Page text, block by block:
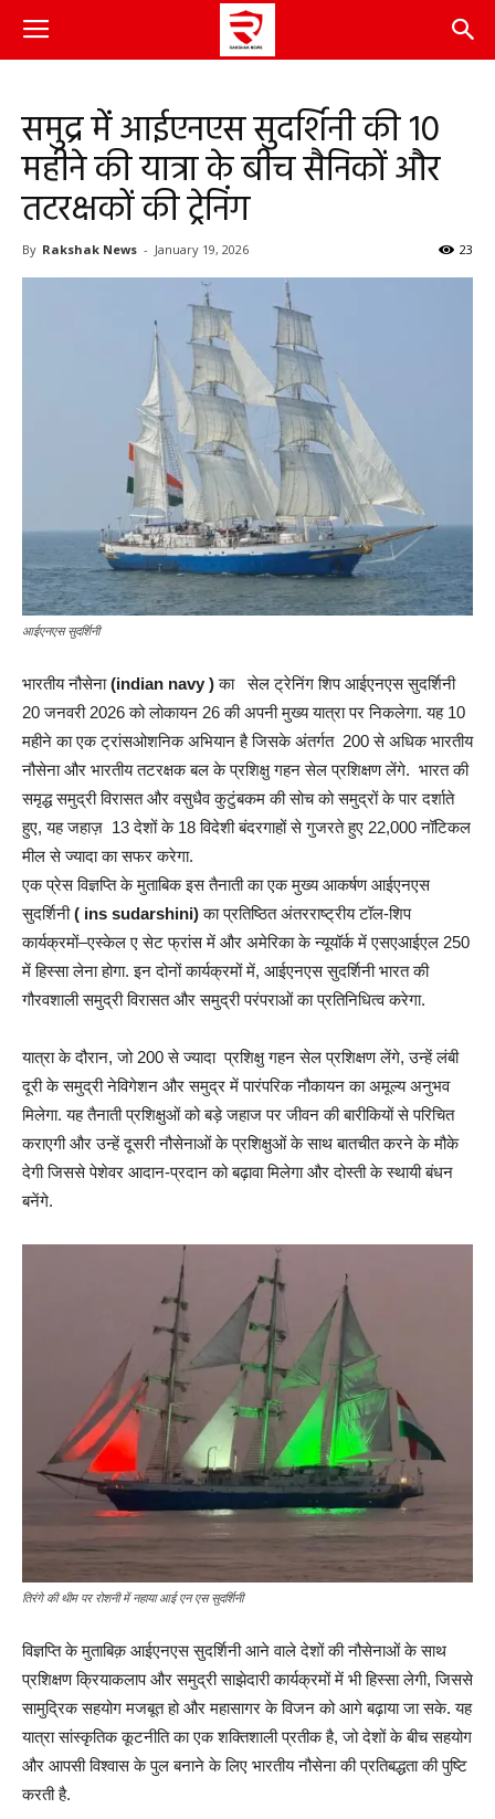
समुद्र में आईएनएस सुदर्शिनी की 10
महीने की यात्रा के बीच सैनिकों और
तटरक्षकों की ट्रेनिंग
By Rakshak News - January 19, 2026 23
आईएनएस सुदर्शिनी
भारतीय नौसेना(indian navy )का सेल ट्रेनिंग शिप आईएनएस सुदर्शिनी
20 जनवरी 2026 को लोकायन 26 की अपनी मुख्य यात्रा पर निकलेगा. यह 10
महीने का एक ट्रांसओशनिक अभियान है जिसके अंतर्गत 200 से अधिक भारतीय
नौसेना और भारतीय तटरक्षक बल के प्रशिक्षु गहन सेल प्रशिक्षण लेंगे. भारत की
समृद्ध समुद्री विरासत और वसुधैव कुटुंबकम की सोच को समुद्रों के पार दर्शाते
हुए, यह जहाज़ 13 देशों के 18 विदेशी बंदरगाहों से गुजरते हुए 22,000 नॉटिकल
मील से ज्यादा का सफर करेगा.
एक प्रेस विज्ञप्ति के मुताबिक इस तैनाती का एक मुख्य आकर्षण आईएनएस
सुदर्शिनी( ins sudarshini)का प्रतिष्ठित अंतरराष्ट्रीय टॉल-शिप
कार्यक्रमों–एस्केल ए सेट फ्रांस में और अमेरिका के न्यूयॉर्क में एसएआईएल 250
में हिस्सा लेना होगा. इन दोनों कार्यक्रमों में, आईएनएस सुदर्शिनी भारत की
गौरवशाली समुद्री विरासत और समुद्री परंपराओं का प्रतिनिधित्व करेगा.
यात्रा के दौरान, जो 200 से ज्यादा प्रशिक्षु गहन सेल प्रशिक्षण लेंगे, उन्हें लंबी
दूरी के समुद्री नेविगेशन और समुद्र में पारंपरिक नौकायन का अमूल्य अनुभव
मिलेगा. यह तैनाती प्रशिक्षुओं को बड़े जहाज पर जीवन की बारीकियों से परिचित
कराएगी और उन्हें दूसरी नौसेनाओं के प्रशिक्षुओं के साथ बातचीत करने के मौके
देगी जिससे पेशेवर आदान-प्रदान को बढ़ावा मिलेगा और दोस्ती के स्थायी बंधन
बनेंगे.
तिरंगे की थीम पर रोशनी में नहाया आई एन एस सुदर्शिनी
विज्ञप्ति के मुताबिक़ आईएनएस सुदर्शिनी आने वाले देशों की नौसेनाओं के साथ
प्रशिक्षण क्रियाकलाप और समुद्री साझेदारी कार्यक्रमों में भी हिस्सा लेगी, जिससे
सामुद्रिक सहयोग मजबूत हो और महासागर के विजन को आगे बढ़ाया जा सके. यह
यात्रा सांस्कृतिक कूटनीति का एक शक्तिशाली प्रतीक है, जो देशों के बीच सहयोग
और आपसी विश्वास के पुल बनाने के लिए भारतीय नौसेना की प्रतिबद्धता की पुष्टि
करती है.